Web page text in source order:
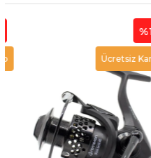
%10
Ücretsiz Kargo